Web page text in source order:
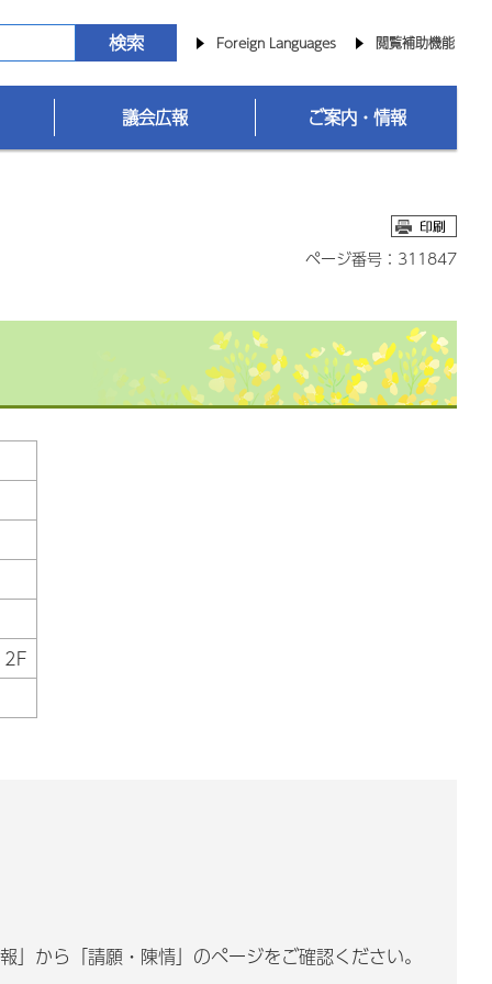
Foreign Languages 閲覧補助機能
議会広報 ご案内・情報
ページ番号：311847
から「請願・陳情」のページをご確認ください。